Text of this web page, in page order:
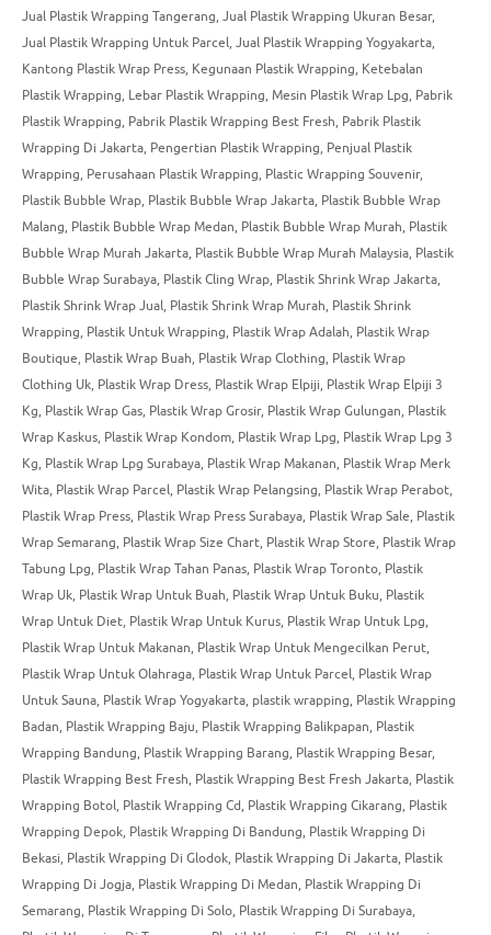
Jual Plastik Wrapping Tangerang, Jual Plastik Wrapping Ukuran Besar,
Jual Plastik Wrapping Untuk Parcel, Jual Plastik Wrapping Yogyakarta,
Kantong Plastik Wrap Press, Kegunaan Plastik Wrapping, Ketebalan
Plastik Wrapping, Lebar Plastik Wrapping, Mesin Plastik Wrap Lpg, Pabrik
Plastik Wrapping, Pabrik Plastik Wrapping Best Fresh, Pabrik Plastik
Wrapping Di Jakarta, Pengertian Plastik Wrapping, Penjual Plastik
Wrapping, Perusahaan Plastik Wrapping, Plastic Wrapping Souvenir,
Plastik Bubble Wrap, Plastik Bubble Wrap Jakarta, Plastik Bubble Wrap
Malang, Plastik Bubble Wrap Medan, Plastik Bubble Wrap Murah, Plastik
Bubble Wrap Murah Jakarta, Plastik Bubble Wrap Murah Malaysia, Plastik
Bubble Wrap Surabaya, Plastik Cling Wrap, Plastik Shrink Wrap Jakarta,
Plastik Shrink Wrap Jual, Plastik Shrink Wrap Murah, Plastik Shrink
Wrapping, Plastik Untuk Wrapping, Plastik Wrap Adalah, Plastik Wrap
Boutique, Plastik Wrap Buah, Plastik Wrap Clothing, Plastik Wrap
Clothing Uk, Plastik Wrap Dress, Plastik Wrap Elpiji, Plastik Wrap Elpiji 3
Kg, Plastik Wrap Gas, Plastik Wrap Grosir, Plastik Wrap Gulungan, Plastik
Wrap Kaskus, Plastik Wrap Kondom, Plastik Wrap Lpg, Plastik Wrap Lpg 3
Kg, Plastik Wrap Lpg Surabaya, Plastik Wrap Makanan, Plastik Wrap Merk
Wita, Plastik Wrap Parcel, Plastik Wrap Pelangsing, Plastik Wrap Perabot,
Plastik Wrap Press, Plastik Wrap Press Surabaya, Plastik Wrap Sale, Plastik
Wrap Semarang, Plastik Wrap Size Chart, Plastik Wrap Store, Plastik Wrap
Tabung Lpg, Plastik Wrap Tahan Panas, Plastik Wrap Toronto, Plastik
Wrap Uk, Plastik Wrap Untuk Buah, Plastik Wrap Untuk Buku, Plastik
Wrap Untuk Diet, Plastik Wrap Untuk Kurus, Plastik Wrap Untuk Lpg,
Plastik Wrap Untuk Makanan, Plastik Wrap Untuk Mengecilkan Perut,
Plastik Wrap Untuk Olahraga, Plastik Wrap Untuk Parcel, Plastik Wrap
Untuk Sauna, Plastik Wrap Yogyakarta, plastik wrapping, Plastik Wrapping
Badan, Plastik Wrapping Baju, Plastik Wrapping Balikpapan, Plastik
Wrapping Bandung, Plastik Wrapping Barang, Plastik Wrapping Besar,
Plastik Wrapping Best Fresh, Plastik Wrapping Best Fresh Jakarta, Plastik
Wrapping Botol, Plastik Wrapping Cd, Plastik Wrapping Cikarang, Plastik
Wrapping Depok, Plastik Wrapping Di Bandung, Plastik Wrapping Di
Bekasi, Plastik Wrapping Di Glodok, Plastik Wrapping Di Jakarta, Plastik
Wrapping Di Jogja, Plastik Wrapping Di Medan, Plastik Wrapping Di
Semarang, Plastik Wrapping Di Solo, Plastik Wrapping Di Surabaya,